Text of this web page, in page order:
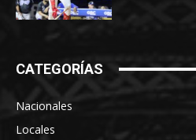
CATEGORÍAS
Nacionales
Locales